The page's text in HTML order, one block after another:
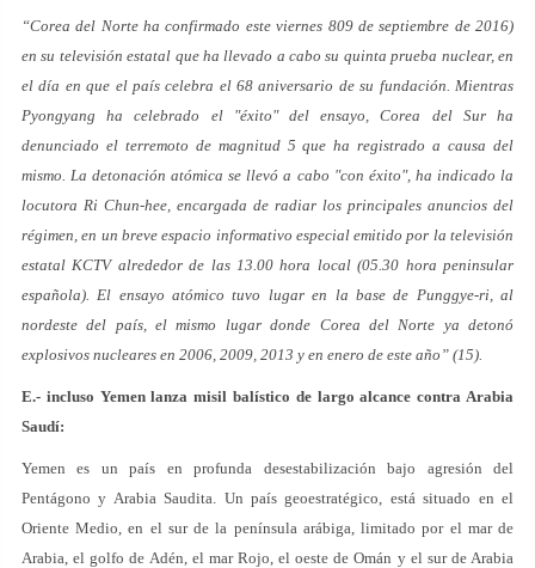
“Corea del Norte ha confirmado este viernes 809 de septiembre de 2016)
en su televisión estatal que ha llevado a cabo su quinta prueba nuclear, en
el día en que el país celebra el 68 aniversario de su fundación. Mientras
Pyongyang ha celebrado el "éxito" del ensayo, Corea del Sur ha
denunciado el terremoto de magnitud 5 que ha registrado a causa del
mismo. La detonación atómica se llevó a cabo "con éxito", ha indicado la
locutora Ri Chun-hee, encargada de radiar los principales anuncios del
régimen, en un breve espacio informativo especial emitido por la televisión
estatal KCTV alrededor de las 13.00 hora local (05.30 hora peninsular
española). El ensayo atómico tuvo lugar en la base de Punggye-ri, al
nordeste del país, el mismo lugar donde Corea del Norte ya detonó
explosivos nucleares en 2006, 2009, 2013 y en enero de este año” (15).
E.- incluso Yemen lanza misil balístico de largo alcance contra Arabia
Saudí:
Yemen es un país en profunda desestabilización bajo agresión del
Pentágono y Arabia Saudita. Un país geoestratégico, está situado en el
Oriente Medio, en el sur de la península arábiga, limitado por el mar de
Arabia, el golfo de Adén, el mar Rojo, el oeste de Omán y el sur de Arabia